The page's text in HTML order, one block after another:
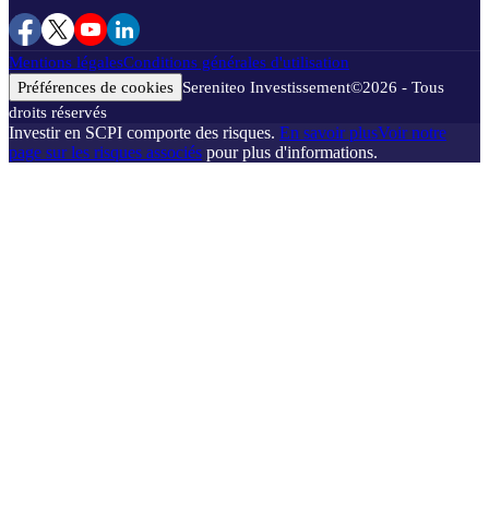
Mentions légalesConditions générales d'utilisation
Préférences de cookies Sereniteo Investissement©2026 - Tous
droits réservés
Investir en SCPI comporte des risques. En savoir plusVoir notre
page sur les risques associés pour plus d'informations.